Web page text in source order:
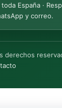
España ·
y correo.
derechos